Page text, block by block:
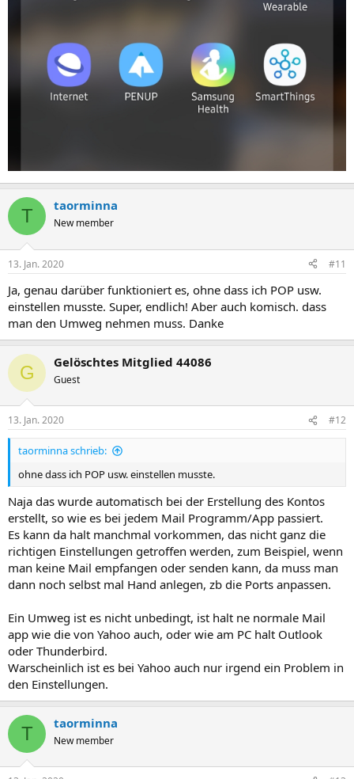
T taorminna
New member
13. Jan. 2020 #11
Ja, genau darüber funktioniert es, ohne dass ich POP usw.
einstellen musste. Super, endlich! Aber auch komisch. dass
man den Umweg nehmen muss. Danke
G Gelöschtes Mitglied 44086
Guest
13. Jan. 2020 #12
taorminna schrieb:
ohne dass ich POP usw. einstellen musste.
Naja das wurde automatisch bei der Erstellung des Kontos
erstellt, so wie es bei jedem Mail Programm/App passiert.
Es kann da halt manchmal vorkommen, das nicht ganz die
richtigen Einstellungen getroffen werden, zum Beispiel, wenn
man keine Mail empfangen oder senden kann, da muss man
dann noch selbst mal Hand anlegen, zb die Ports anpassen.
Ein Umweg ist es nicht unbedingt, ist halt ne normale Mail
app wie die von Yahoo auch, oder wie am PC halt Outlook
oder Thunderbird.
Warscheinlich ist es bei Yahoo auch nur irgend ein Problem in
den Einstellungen.
T taorminna
New member